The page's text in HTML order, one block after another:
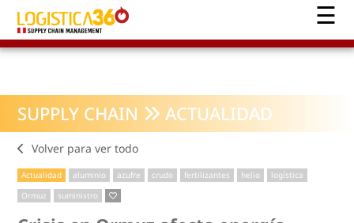
SUPPLY CHAIN ACTUALIDAD
Volver para ver todo
Actualidad aluminio azufre crudo fertilizantes helio
logística
Ormuz
suministro